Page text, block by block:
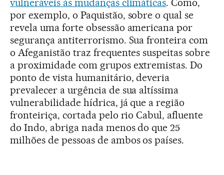
por exemplo, o Paquistão, sobre o qual se
revela uma forte obsessão americana por
segurança antiterrorismo. Sua fronteira com
o Afeganistão traz frequentes suspeitas sobre
a proximidade com grupos extremistas. Do
ponto de vista humanitário, deveria
prevalecer a urgência de sua altíssima
vulnerabilidade hídrica, já que a região
fronteiriça, cortada pelo rio Cabul, afluente
do Indo, abriga nada menos do que 25
milhões de pessoas de ambos os países.